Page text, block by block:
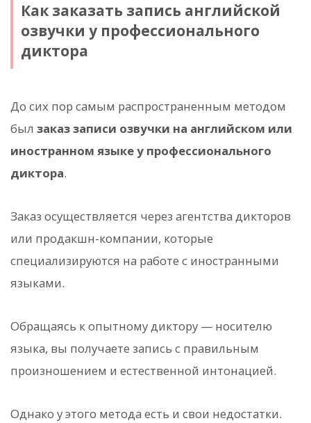
Как заказать запись английской
озвучки у профессионального
диктора
До сих пор самым распространенным методом
был заказ записи озвучки на английском или
иностранном языке у профессионального
диктора.
Заказ осуществляется через агентства дикторов
или продакшн-компании, которые
специализируются на работе с иностранными
языками.
Обращаясь к опытному диктору — носителю
языка, вы получаете запись с правильным
произношением и естественной интонацией.
Однако у этого метода есть и свои недостатки.